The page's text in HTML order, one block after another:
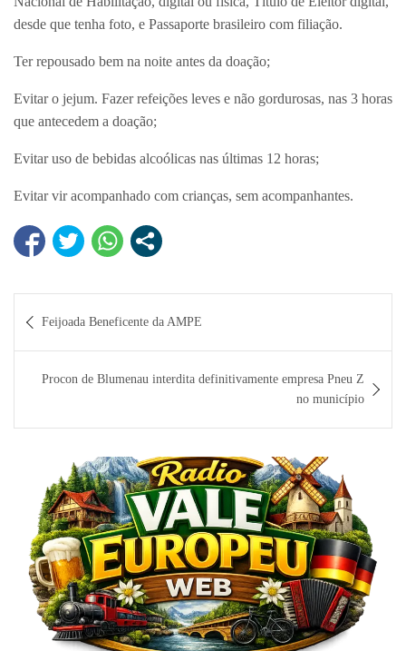
desde que tenha foto, e Passaporte brasileiro com filiação.
Ter repousado bem na noite antes da doação;
Evitar o jejum. Fazer refeições leves e não gordurosas, nas 3 horas
que antecedem a doação;
Evitar uso de bebidas alcoólicas nas últimas 12 horas;
Evitar vir acompanhado com crianças, sem acompanhantes.
de
Feijoada Beneficente da AMPE
Procon de Blumenau interdita definitivamente empresa Pneu Z
no município